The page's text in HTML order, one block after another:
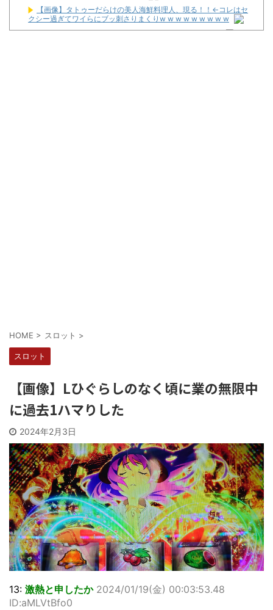
【画像】タトゥーだらけの美人海鮮料理人、現る！！←コレはセ
クシー過ぎてワイらにブッ刺さりまくりw w w w w w w w w
【草】アル中「水飲みたくない！」 グラス「はい転倒」
HOME > スロット >
スロット
【画像】Lひぐらしのなく頃に業の無限中
に過去1ハマりした
2024年2月3日
13: 激熱と申したか 2024/01/19(金) 00:03:53.48
ID:aMLVtBfo0